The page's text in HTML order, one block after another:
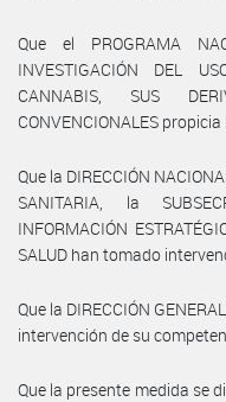
Que el PROGRAMA
INVESTIGACIÓN DEL
CANNABIS, SUS
CONVENCIONALES
Que la DIRECCIÓN
SANITARIA, la
INFORMACIÓN
SALUD han tomado
Que la DIRECCIÓN
intervención de su
Que la presente medida se